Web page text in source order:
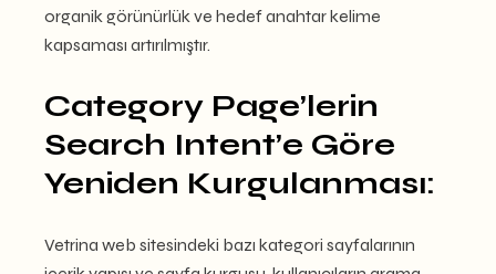
organik görünürlük ve hedef anahtar kelime
kapsaması artırılmıştır.
Category Page’lerin
Search Intent’e Göre
Yeniden Kurgulanması:
Vetrina web sitesindeki bazı kategori sayfalarının